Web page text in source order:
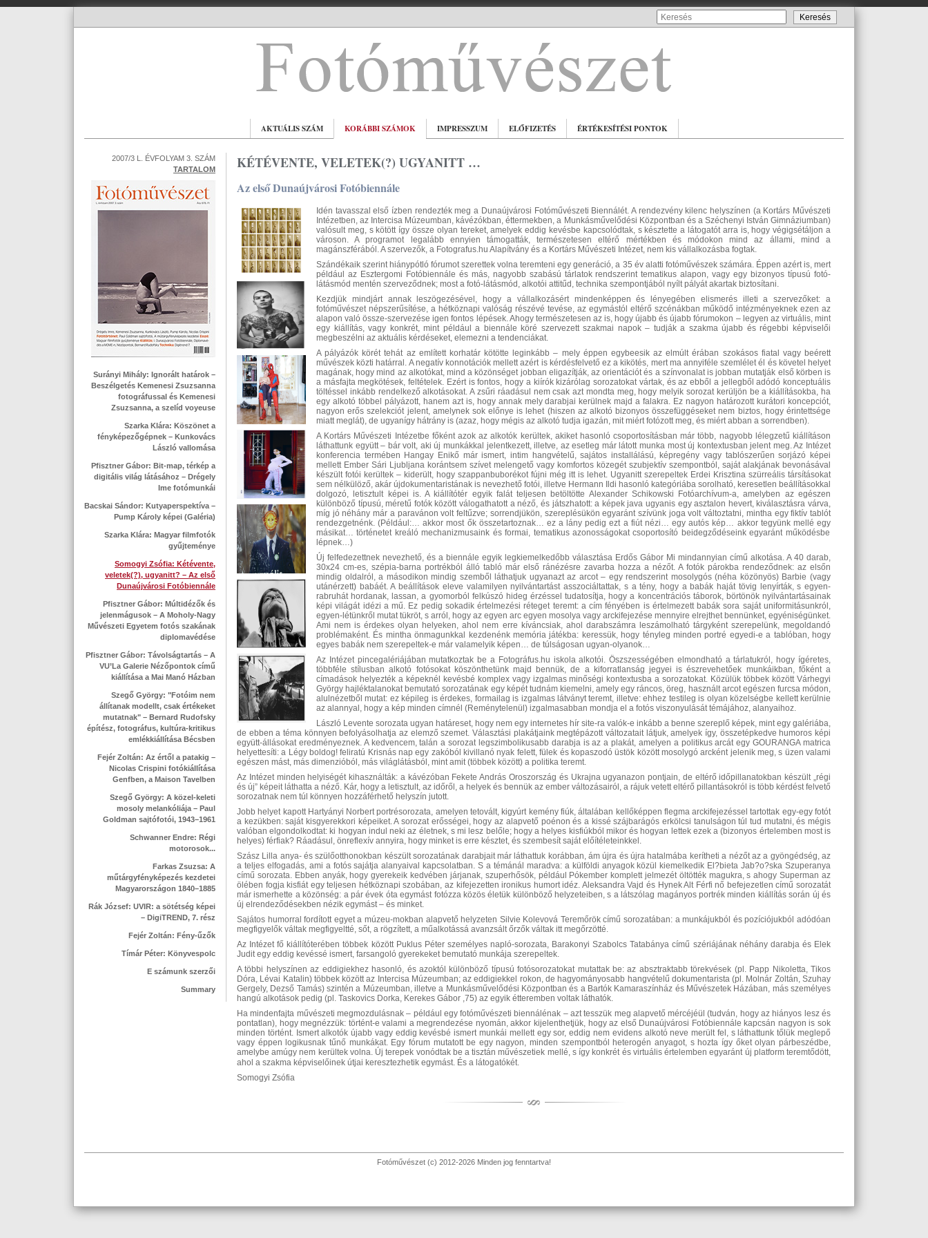
AKTUÁLIS SZÁM KORÁBBI SZÁMOK IMPRESSZUM ELŐFIZETÉS ÉRTÉKESÍTÉSI PONTOK
2007/3 L. ÉVFOLYAM 3. SZÁM
TARTALOM
Surányi Mihály: Ignorált határok –
Beszélgetés Kemenesi Zsuzsanna
fotográfussal és Kemenesi
Zsuzsanna, a szelíd voyeuse
Szarka Klára: Köszönet a
fényképezőgépnek – Kunkovács
László vallomása
Pfisztner Gábor: Bit-map, térkép a
digitális világ látásához – Drégely
Ime fotómunkái
Bacskai Sándor: Kutyaperspektíva –
Pump Károly képei (Galéria)
Szarka Klára: Magyar filmfotók
gyűjteménye
Somogyi Zsófia: Kétévente,
veletek(?), ugyanitt? – Az első
Dunaújvárosi Fotóbiennále
Pfisztner Gábor: Múltidézők és
jelenmágusok – A Moholy-Nagy
Művészeti Egyetem fotós szakának
diplomavédése
Pfisztner Gábor: Távolságtartás – A
VU’La Galerie Nézőpontok című
kiállítása a Mai Manó Házban
Szegő György: "Fotóim nem
állítanak modellt, csak értékeket
mutatnak" – Bernard Rudofsky
építész, fotográfus, kultúra-kritikus
emlékkiállítása Bécsben
Fejér Zoltán: Az értől a patakig –
Nicolas Crispini fotókiállítása
Genfben, a Maison Tavelben
Szegő György: A közel-keleti
mosoly melankóliája – Paul
Goldman sajtófotói, 1943–1961
Schwanner Endre: Régi
motorosok...
Farkas Zsuzsa: A
műtárgyfényképezés kezdetei
Magyarországon 1840–1885
Rák József: UVIR: a sötétség képei
– DigiTREND, 7. rész
Fejér Zoltán: Fény-űzők
Tímár Péter: Könyvespolc
E számunk szerzői
Summary
KÉTÉVENTE, VELETEK(?) UGYANITT …
Az első Dunaújvárosi Fotóbiennále
Idén tavasszal első ízben rendezték meg a Dunaújvárosi Fotóművészeti Biennálét. A rendezvény kilenc helyszínen (a Kortárs Művészeti
Intézetben, az Intercisa Múzeumban, kávézókban, éttermekben, a Munkásművelődési Központban és a Széchenyi István Gimnáziumban)
valósult meg, s kötött így össze olyan tereket, amelyek eddig kevésbe kapcsolódtak, s késztette a látogatót arra is, hogy végigsétáljon a
városon. A programot legalább ennyien támogatták, természetesen eltérő mértékben és módokon mind az állami, mind a
magánszférából. A szervezők, a Fotografus.hu Alapítvány és a Kortárs Művészeti Intézet, nem kis vállalkozásba fogtak.
Szándékaik szerint hiánypótló fórumot szerettek volna teremteni egy generáció, a 35 év alatti fotóművészek számára. Éppen azért is, mert
például az Esztergomi Fotóbiennále és más, nagyobb szabású tárlatok rendszerint tematikus alapon, vagy egy bizonyos típusú fotó-
látásmód mentén szerveződnek; most a fotó-látásmód, alkotói attitűd, technika szempontjából nyílt pályát akartak biztosítani.
Kezdjük mindjárt annak leszögezésével, hogy a vállalkozásért mindenképpen és lényegében elismerés illeti a szervezőket: a
fotóművészet népszerűsítése, a hétköznapi valóság részévé tevése, az egymástól eltérő szcénákban működő intézményeknek ezen az
alapon való össze-szervezése igen fontos lépések. Ahogy természetesen az is, hogy újabb és újabb fórumokon – legyen az virtuális, mint
egy kiállítás, vagy konkrét, mint például a biennále köré szervezett szakmai napok – tudják a szakma újabb és régebbi képviselői
megbeszélni az aktuális kérdéseket, elemezni a tendenciákat.
A pályázók körét tehát az említett korhatár kötötte leginkább – mely éppen egybeesik az elmúlt érában szokásos fiatal vagy beérett
művészek közti határral. A negatív konnotációk mellett azért is kérdésfelvető ez a kikötés, mert ma annyiféle szemlélet él és követel helyet
magának, hogy mind az alkotókat, mind a közönséget jobban eligazítják, az orientációt és a színvonalat is jobban mutatják első körben is
a másfajta megkötések, feltételek. Ezért is fontos, hogy a kiírók kizárólag sorozatokat vártak, és az ebből a jellegből adódó konceptuális
töltéssel inkább rendelkező alkotásokat. A zsűri ráadásul nem csak azt mondta meg, hogy melyik sorozat kerüljön be a kiállításokba, ha
egy alkotó többel pályázott, hanem azt is, hogy annak mely darabjai kerülnek majd a falakra. Ez nagyon határozott kurátori koncepciót,
nagyon erős szelekciót jelent, amelynek sok előnye is lehet (hiszen az alkotó bizonyos összefüggéseket nem biztos, hogy érintettsége
miatt meglát), de ugyanígy hátrány is (azaz, hogy mégis az alkotó tudja igazán, mit miért fotózott meg, és miért abban a sorrendben).
A Kortárs Művészeti Intézetbe főként azok az alkotók kerültek, akiket hasonló csoportosításban már több, nagyobb lélegzetű kiállításon
láthattunk együtt – bár volt, aki új munkákkal jelentkezett, illetve, az esetleg már látott munka most új kontextusban jelent meg. Az Intézet
konferencia termében Hangay Enikő már ismert, intim hangvételű, sajátos installálású, képregény vagy tablószerűen sorjázó képei
mellett Ember Sári Ljubljana korántsem szívet melengető vagy komfortos közegét szubjektív szempontból, saját alakjának bevonásával
készült fotói kerültek – kiderült, hogy szappanbuborékot fújni még itt is lehet. Ugyanitt szerepeltek Erdei Krisztina szürreális társításokat
sem nélkülöző, akár újdokumentaristának is nevezhető fotói, illetve Hermann Ildi hasonló kategóriába sorolható, keresetlen beállításokkal
dolgozó, letisztult képei is. A kiállítótér egyik falát teljesen betöltötte Alexander Schikowski Fotóarchívum-a, amelyben az egészen
különböző típusú, méretű fotók között válogathatott a néző, és játszhatott: a képek java ugyanis egy asztalon hevert, kiválasztásra várva,
míg jó néhány már a paravánon volt feltűzve; sorrendjükön, szereplésükön egyaránt szívünk joga volt változtatni, mintha egy fiktív tablót
rendezgetnénk. (Például:… akkor most ők összetartoznak… ez a lány pedig ezt a fiút nézi… egy autós kép… akkor tegyünk mellé egy
másikat… történetet kreáló mechanizmusaink és formai, tematikus azonosságokat csoportosító beidegződéseink egyaránt működésbe
lépnek…)
Új felfedezettnek nevezhető, és a biennále egyik legkiemelkedőbb választása Erdős Gábor Mi mindannyian című alkotása. A 40 darab,
30x24 cm-es, szépia-barna portrékból álló tabló már első ránézésre zavarba hozza a nézőt. A fotók párokba rendeződnek: az elsőn
mindig oldalról, a másodikon mindig szemből láthatjuk ugyanazt az arcot – egy rendszerint mosolygós (néha közönyös) Barbie (vagy
utánérzett) babáét. A beállítások eleve valamilyen nyilvántartást asszociáltattak, s a tény, hogy a babák haját tövig lenyírták, s egyen-
rabruhát hordanak, lassan, a gyomorból felkúszó hideg érzéssel tudatosítja, hogy a koncentrációs táborok, börtönök nyilvántartásainak
képi világát idézi a mű. Ez pedig sokadik értelmezési réteget teremt: a cím fényében is értelmezett babák sora saját uniformitásunkról,
egyen-létünkről mutat tükröt, s arról, hogy az egyen arc egyen mosolya vagy arckifejezése mennyire elrejthet bennünket, egyéniségünket.
Ami nem is érdekes olyan helyeken, ahol nem erre kíváncsiak, ahol darabszámra leszámolható tárgyként szerepelünk, megoldandó
problémaként. És mintha önmagunkkal kezdenénk memória játékba: keressük, hogy tényleg minden portré egyedi-e a tablóban, hogy
egyes babák nem szerepeltek-e már valamelyik képen… de túlságosan ugyan-olyanok…
Az Intézet pincegalériájában mutatkoztak be a Fotográfus.hu iskola alkotói. Öszszességében elmondható a tárlatukról, hogy ígéretes,
többféle stílusban alkotó fotósokat köszönthetünk majd bennük, de a kiforratlanság jegyei is észrevehetőek munkáikban, főként a
címadások helyezték a képeknél kevésbé komplex vagy izgalmas minőségi kontextusba a sorozatokat. Közülük többek között Várhegyi
György hajléktalanokat bemutató sorozatának egy képét tudnám kiemelni, amely egy ráncos, öreg, használt arcot egészen furcsa módon,
alulnézetből mutat: ez képileg is érdekes, formailag is izgalmas látványt teremt, illetve: ehhez testileg is olyan közelségbe kellett kerülnie
az alannyal, hogy a kép minden címnél (Reménytelenül) izgalmasabban mondja el a fotós viszonyulását témájához, alanyaihoz.
László Levente sorozata ugyan határeset, hogy nem egy internetes hír site-ra valók-e inkább a benne szereplő képek, mint egy galériába,
de ebben a téma könnyen befolyásolhatja az elemző szemet. Választási plakátjaink megtépázott változatait látjuk, amelyek így, összetépkedve humoros képi
együtt-állásokat eredményeznek. A kedvencem, talán a sorozat legszimbolikusabb darabja is az a plakát, amelyen a politikus arcát egy GOURANGA matrica
helyettesíti: a Légy boldog! feliratú Krisnás nap egy zakóból kivillanó nyak felett, fülek és kopaszodó üstök között mosolygó arcként jelenik meg, s üzen valami
egészen mást, más dimenzióból, más világlátásból, mint amit (többek között) a politika teremt.
Az Intézet minden helyiségét kihasználták: a kávézóban Fekete András Oroszország és Ukrajna ugyanazon pontjain, de eltérő időpillanatokban készült „régi
és új” képeit láthatta a néző. Kár, hogy a letisztult, az időről, a helyek és bennük az ember változásairól, a rájuk vetett eltérő pillantásokról is több kérdést felvető
sorozatnak nem túl könnyen hozzáférhető helyszín jutott.
Jobb helyet kapott Hartyányi Norbert portrésorozata, amelyen tetovált, kigyúrt kemény fiúk, általában kellőképpen flegma arckifejezéssel tartottak egy-egy fotót
a kezükben: saját kisgyerekkori képeiket. A sorozat erősségei, hogy az alapvető poénon és a kissé szájbarágós erkölcsi tanulságon túl tud mutatni, és mégis
valóban elgondolkodtat: ki hogyan indul neki az életnek, s mi lesz belőle; hogy a helyes kisfiúkból mikor és hogyan lettek ezek a (bizonyos értelemben most is
helyes) férfiak? Ráadásul, önreflexív annyira, hogy minket is erre késztet, és szembesít saját előítéleteinkkel.
Szász Lilla anya- és szülőotthonokban készült sorozatának darabjait már láthattuk korábban, ám újra és újra hatalmába kerítheti a nézőt az a gyöngédség, az
a teljes elfogadás, ami a fotós sajátja alanyaival kapcsolatban. S a témánál maradva: a külföldi anyagok közül kiemelkedik El?bieta Jab?o?ska Szuperanya
című sorozata. Ebben anyák, hogy gyerekeik kedvében járjanak, szuperhősök, például Pókember komplett jelmezét öltötték magukra, s ahogy Superman az
ölében fogja kisfiát egy teljesen hétköznapi szobában, az kifejezetten ironikus humort idéz. Aleksandra Vajd és Hynek Alt Férfi nő befejezetlen című sorozatát
már ismerhette a közönség: a pár évek óta egymást fotózza közös életük különböző helyzeteiben, s a látszólag magányos portrék minden kiállítás során új és
új elrendeződésekben nézik egymást – és minket.
Sajátos humorral fordított egyet a múzeu-mokban alapvető helyzeten Silvie Kolevová Teremőrök című sorozatában: a munkájukból és pozíciójukból adódóan
megfigyelők váltak megfigyeltté, sőt, a rögzített, a műalkotássá avanzsált őrzők váltak itt megőrzötté.
Az Intézet fő kiállítóterében többek között Puklus Péter személyes napló-sorozata, Barakonyi Szabolcs Tatabánya című szériájának néhány darabja és Elek
Judit egy eddig kevéssé ismert, farsangoló gyerekeket bemutató munkája szerepeltek.
A többi helyszínen az eddigiekhez hasonló, és azoktól különböző típusú fotósorozatokat mutattak be: az absztraktabb törekvések (pl. Papp Nikoletta, Tikos
Dóra, Lévai Katalin) többek között az Intercisa Múzeumban; az eddigiekkel rokon, de hagyományosabb hangvételű dokumentarista (pl. Molnár Zoltán, Szuhay
Gergely, Dezső Tamás) szintén a Múzeumban, illetve a Munkásművelődési Központban és a Bartók Kamaraszínház és Művészetek Házában, más személyes
hangú alkotások pedig (pl. Taskovics Dorka, Kerekes Gábor ,75) az egyik étteremben voltak láthatók.
Ha mindenfajta művészeti megmozdulásnak – például egy fotóművészeti biennálénak – azt tesszük meg alapvető mércéjéül (tudván, hogy az hiányos lesz és
pontatlan), hogy megnézzük: történt-e valami a megrendezése nyomán, akkor kijelenthetjük, hogy az első Dunaújvárosi Fotóbiennále kapcsán nagyon is sok
minden történt. Ismert alkotók újabb vagy eddig kevésbé ismert munkái mellett egy sor, eddig nem evidens alkotó neve merült fel, s láthattunk tőlük meglepő
vagy éppen logikusnak tűnő munkákat. Egy fórum mutatott be egy nagyon, minden szempontból heterogén anyagot, s hozta így őket olyan párbeszédbe,
amelybe amúgy nem kerültek volna. Új terepek vonódtak be a tisztán művészetiek mellé, s így konkrét és virtuális értelemben egyaránt új platform teremtődött,
ahol a szakma képviselőinek útjai keresztezhetik egymást. És a látogatókét.
Somogyi Zsófia
Fotóművészet (c) 2012-2026 Minden jog fenntartva!